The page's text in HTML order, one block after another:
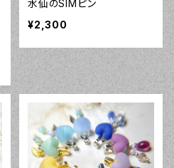
水仙のSIMピン
¥2,300